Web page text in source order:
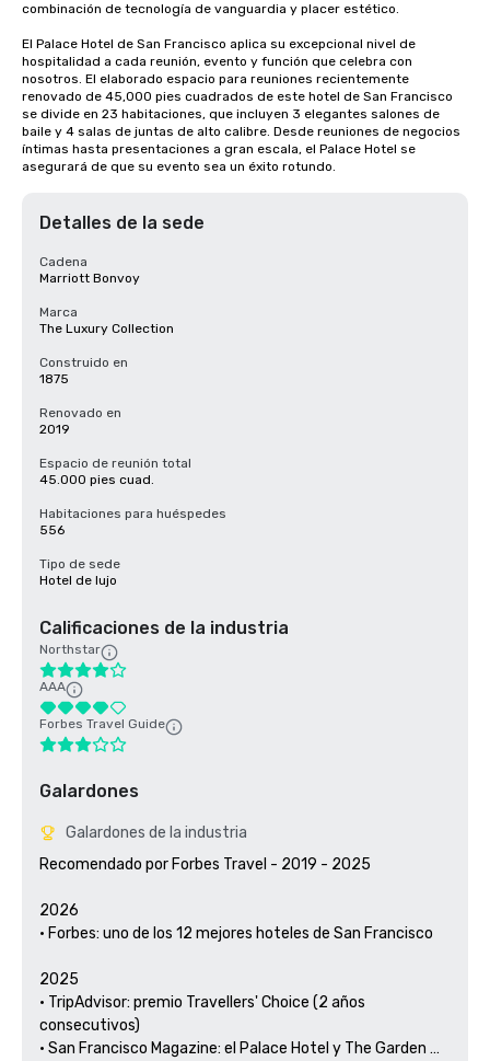
combinación de tecnología de vanguardia y placer estético.
El Palace Hotel de San Francisco aplica su excepcional nivel de
hospitalidad a cada reunión, evento y función que celebra con
nosotros. El elaborado espacio para reuniones recientemente
renovado de 45,000 pies cuadrados de este hotel de San Francisco
se divide en 23 habitaciones, que incluyen 3 elegantes salones de
baile y 4 salas de juntas de alto calibre. Desde reuniones de negocios
íntimas hasta presentaciones a gran escala, el Palace Hotel se
asegurará de que su evento sea un éxito rotundo.
Detalles de la sede
Cadena
Marriott Bonvoy
Marca
The Luxury Collection
Construido en
1875
Renovado en
2019
Espacio de reunión total
45.000 pies cuad.
Habitaciones para huéspedes
556
Tipo de sede
Hotel de lujo
Calificaciones de la industria
Northstar
AAA
Forbes Travel Guide
Galardones
Galardones de la industria
Recomendado por Forbes Travel - 2019 - 2025
2026
• Forbes: uno de los 12 mejores hoteles de San Francisco
2025
• TripAdvisor: premio Travellers' Choice (2 años
consecutivos)
• San Francisco Magazine: el Palace Hotel y The Garden